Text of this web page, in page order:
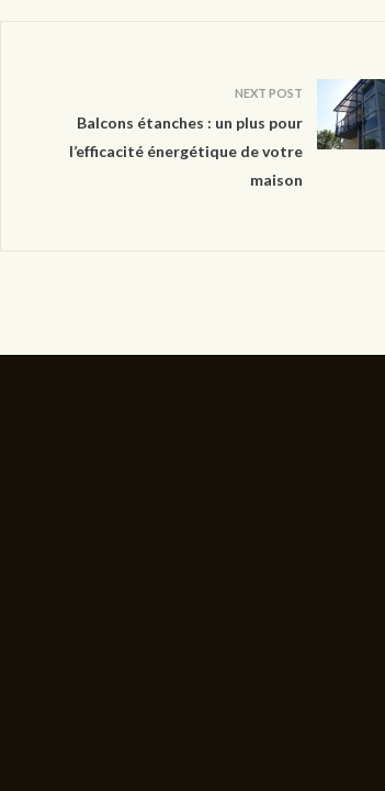
NEXT POST
Balcons étanches : un plus pour
l’efficacité énergétique de votre
maison